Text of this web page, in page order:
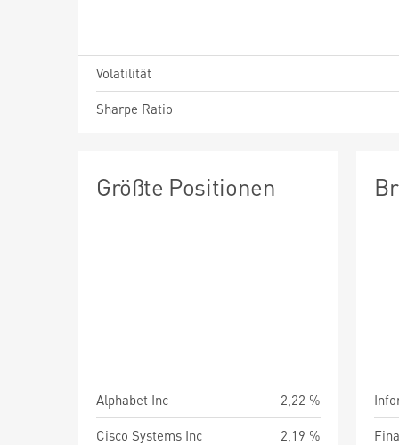
Volatilität
Sharpe Ratio
Größte Positionen
Alphabet Inc
2,22 %
Cisco Systems Inc
2,19 %